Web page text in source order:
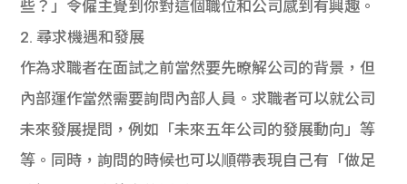
些？」令僱主覺到你對這個職位和公司感到有興趣。
2. 尋求機遇和發展
作為求職者在面試之前當然要先暸解公司的背景，但
內部運作當然需要詢問內部人員。求職者可以就公司
未來發展提問，例如「未來五年公司的發展動向」等
等。同時，詢問的時候也可以順帶表現自己有「做足